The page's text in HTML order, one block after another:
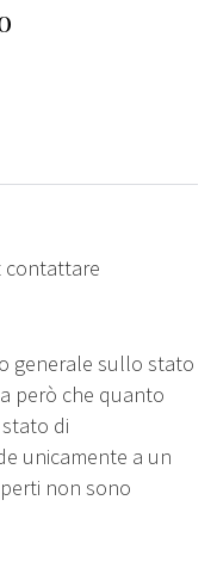
contattare
generale sullo stato
però che quanto
di
unicamente a un
non sono